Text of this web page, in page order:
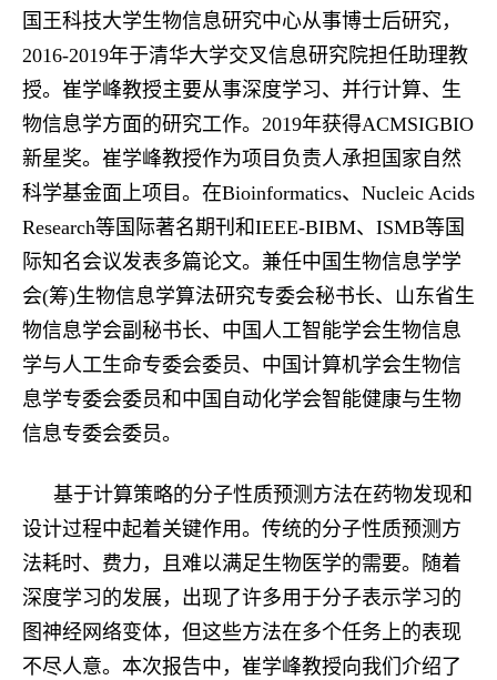
国王科技大学生物信息研究中心从事博士后研究，
2016-2019年于清华大学交叉信息研究院担任助理教
授。 崔学峰教授主要从事深度学习、并行计算、生
物信息学方面的研究工作。 2019年获得ACMSIGBIO
新星奖。 崔学峰教授作为项目负责人承担国家自然
科学基金面上项目。在Bioinformatics、 Nucleic Acids
Research等国际著名期刊和IEEE-BIBM、 ISMB等国
际知名会议发表多篇论文。兼任中国生物信息学学
会(筹)生物信息学算法研究专委会秘书长、山东省生
物信息学会副秘书长、中国人工智能学会生物信息
学与人工生命专委会委员、中国计算机学会生物信
息学专委会委员和中国自动化学会智能健康与生物
信息专委会委员。
基于计算策略的分子性质预测方法在药物发现和
设计过程中起着关键作用。传统的分子性质预测方
法耗时、费力，且难以满足生物医学的需要。随着
深度学习的发展，出现了许多用于分子表示学习的
图神经网络变体，但这些方法在多个任务上的表现
不尽人意。本次报告中，崔学峰教授向我们介绍了